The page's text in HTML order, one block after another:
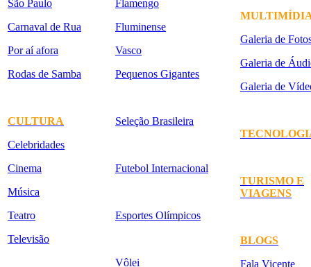
São Paulo
Carnaval de Rua
Por aí afora
Rodas de Samba
CULTURA
Celebridades
Cinema
Música
Teatro
Televisão
Flamengo
Fluminense
Vasco
Pequenos Gigantes
Seleção Brasileira
Futebol Internacional
Esportes Olímpicos
Vôlei
Galeria de
Galeria de
Galeria de
TURISMO E
VIAGENS
BLOGS
Fala Vicente